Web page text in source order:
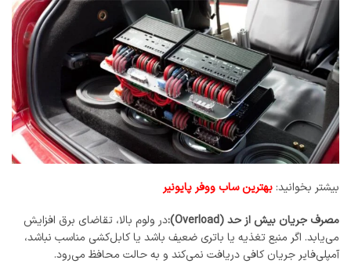
بیشتر بخوانید: بهترین ساب ووفر پایونیر
مصرف جریان بیش از حد (Overload):
در ولوم بالا، تقاضای برق افزایش
می‌یابد. اگر منبع تغذیه یا باتری ضعیف باشد یا کابل‌کشی مناسب نباشد،
آمپلی‌فایر جریان کافی دریافت نمی‌کند و به حالت محافظ می‌رود.